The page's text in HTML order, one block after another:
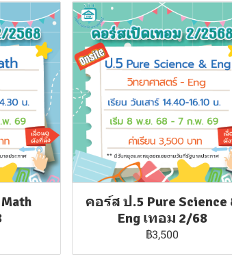
คอร์ส ป.5 Pure Science
Eng เทอม 2/68
฿3,500